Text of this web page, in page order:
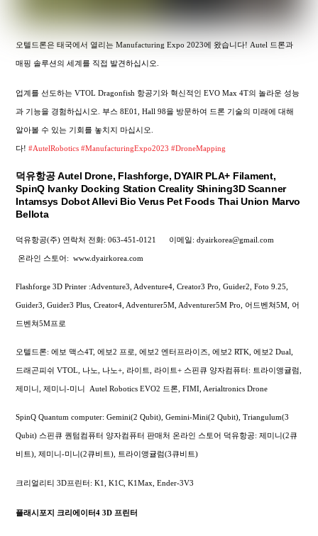
오텔드론은 태국에서 열리는 Manufacturing Expo 2023에 왔습니다! Autel 드론과
매핑 솔루션의 세계를 직접 발견하십시오.
업계를 선도하는 VTOL Dragonfish 항공기와 혁신적인 EVO Max 4T의 놀라운 성능
과 기능을 경험하십시오. 부스 8E01, Hall 98을 방문하여 드론 기술의 미래에 대해
알아볼 수 있는 기회를 놓치지 마십시오.
다!#AutelRobotics #ManufacturingExpo2023 #DroneMapping
덕유항공 Autel Drone, Flashforge, DYAIR PLA+ Filament,
SpinQ Ivanky Docking Station Creality Shining3D Scanner
Intamsys Dobot Allevi Bio Verus Pet Foods Thai Union Marvo
Bellota
덕유항공(주) 연락처 전화: 063-451-0121 이메일: dyairkorea@gmail.com
온라인 스토어: www.dyairkorea.com
Flashforge 3D Printer :Adventure3, Adventure4, Creator3 Pro, Guider2, Foto 9.25,
Guider3, Guider3 Plus, Creator4, Adventurer5M, Adventurer5M Pro, 어드벤쳐5M, 어
드벤쳐5M프로
오텔드론: 에보 맥스4T, 에보2 프로, 에보2 엔터프라이즈, 에보2 RTK, 에보2 Dual,
드래곤피쉬 VTOL, 나노, 나노+, 라이트, 라이트+ 스핀큐 양자컴퓨터: 트라이앵귤럼,
제미니, 제미니-미니 Autel Robotics EVO2 드론, FIMI, Aerialtronics Drone
SpinQ Quantum computer: Gemini(2 Qubit), Gemini-Mini(2 Qubit), Triangulum(3
Qubit) 스핀큐 퀀텀컴퓨터 양자컴퓨터 판매처 온라인 스토어 덕유항공: 제미니(2큐
비트), 제미니-미니(2큐비트), 트라이앵귤럼(3큐비트)
크리얼리티 3D프린터: K1, K1C, K1Max, Ender-3V3
플래시포지 크리에이터4 3D 프린터